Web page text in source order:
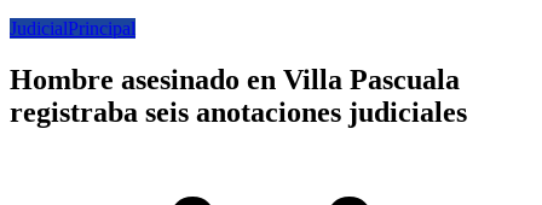
JudicialPrincipal
Hombre asesinado en Villa Pascuala
registraba seis anotaciones judiciales